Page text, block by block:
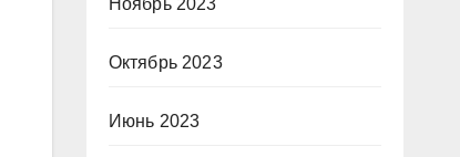
Ноябрь 2023
Октябрь 2023
Июнь 2023